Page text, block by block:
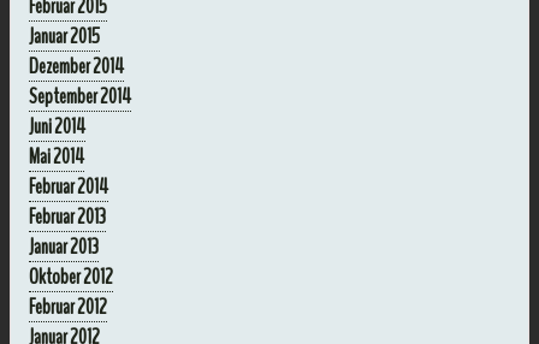
Februar 2015
Januar 2015
Dezember 2014
September 2014
Juni 2014
Mai 2014
Februar 2014
Februar 2013
Januar 2013
Oktober 2012
Februar 2012
Januar 2012